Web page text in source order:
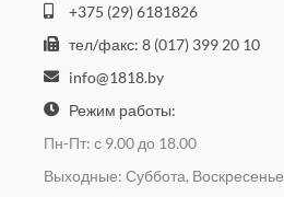
+375 (29) 6181826
тел/факс: 8 (017) 399 20 10
info@1818.by
Режим работы:
Пн-Пт: с 9.00 до 18.00
Выходные: Суббота, Воскресенье